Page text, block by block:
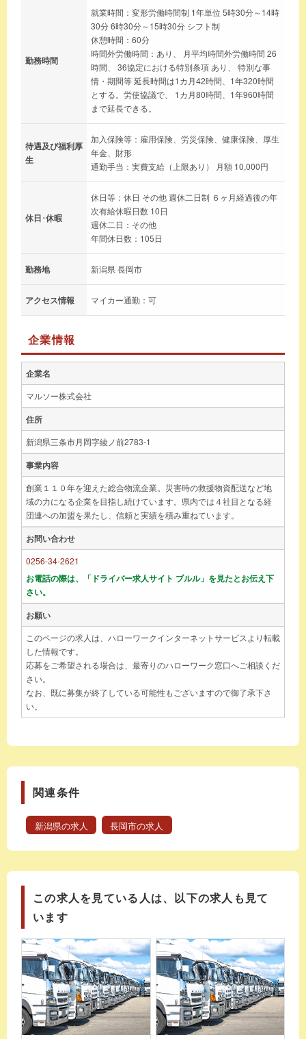
勤務時間
就業時間：変形労働時間制 1年単位 5時30分～14時
30分 6時30分～15時30分 シフト制
休憩時間：60分
時間外労働時間：あり、 月平均時間外労働時間 26
時間、 36協定における特別条項 あり、 特別な事
情・期間等 延長時間は1カ月42時間、1年320時間
とする。労使協議で、 1カ月80時間、1年960時間
まで延長できる。
待遇及び福利厚
生
加入保険等：雇用保険、労災保険、健康保険、厚生
年金、財形
通勤手当：実費支給（上限あり） 月額 10,000円
休日･休暇
休日等：休日 その他 週休二日制 ６ヶ月経過後の年
次有給休暇日数 10日
週休二日：その他
年間休日数：105日
勤務地 新潟県 長岡市
アクセス情報 マイカー通勤：可
企業情報
企業名
マルソー株式会社
住所
新潟県三条市月岡字綾ノ前2783-1
事業内容
創業１１０年を迎えた総合物流企業。災害時の救援物資配送など地
域の力になる企業を目指し続けています。県内では４社目となる経
団連への加盟を果たし、信頼と実績を積み重ねています。
お問い合わせ
0256-34-2621
お電話の際は、「ドライバー求人サイト ブルル」を見たとお伝え下
さい。
お願い
このページの求人は、ハローワークインターネットサービスより転載
した情報です。
応募をご希望される場合は、最寄りのハローワーク窓口へご相談くだ
さい。
なお、既に募集が終了している可能性もございますので御了承下さ
い。
関連条件
新潟県の求人 長岡市の求人
この求人を見ている人は、以下の求人も見て
います